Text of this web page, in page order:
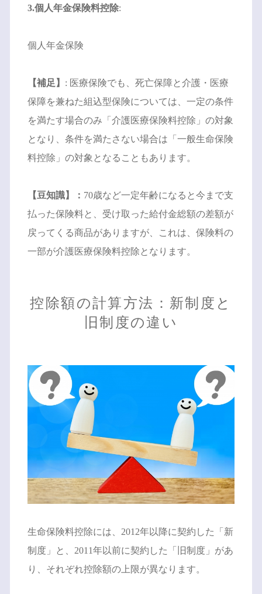
3.個人年金保険料控除:
個人年金保険
【補足】 : 医療保険でも、死亡保障と介護・医療
保障を兼ねた組込型保険については、一定の条件
を満たす場合のみ「介護医療保険料控除」の対象
となり、条件を満たさない場合は「一般生命保険
料控除」の対象となることもあります。
【豆知識】： 70歳など一定年齢になると今まで支
払った保険料と、受け取った給付金総額の差額が
戻ってくる商品がありますが、これは、保険料の
一部が介護医療保険料控除となります。
控除額の計算方法：新制度と
旧制度の違い
生命保険料控除には、2012年以降に契約した「新
制度」と、2011年以前に契約した「旧制度」があ
り、それぞれ控除額の上限が異なります。